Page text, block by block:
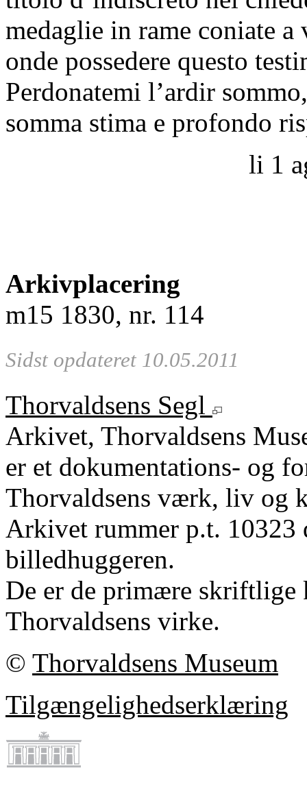
medaglie in rame coniate
onde possedere questo
Perdonatemi l’ardir
somma stima e profondo
li 1
Arkivplacering
m15 1830, nr. 114
Sidst opdateret 10.05.2011
Thorvaldsens Segl
Arkivet, Thorvaldsens
er et dokumentations- og
Thorvaldsens værk, liv og
Arkivet rummer p.t.
billedhuggeren.
De er de primære
Thorvaldsens virke.
© Thorvaldsens Museum
Tilgængelighedserklæring